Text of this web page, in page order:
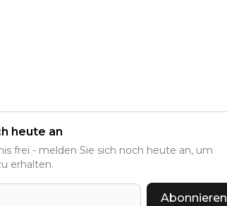
heute an
frei - melden Sie sich noch heute an, um
erhalten.
Abonnieren